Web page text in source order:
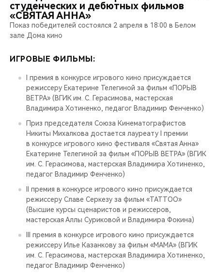
студенческих и дебютных фильмов
«СВЯТАЯ АННА»
Показ победителей состоялся 2 апреля в 18:00 в Белом
зале Дома кино
ИГРОВЫЕ ФИЛЬМЫ:
I премия в конкурсе игрового кино присуждается
режиссеру Екатерине Телегиной за фильм «ПОРЫВ
ВЕТРА» (ВГИК им. С. Герасимова, мастерская
Владимира Хотиненко, педагог Владимир Фенченко)
Приз председателя Союза Кинематографистов
Никиты Михалкова достается лауреату I премии
в конкурсе игрового кино фестиваля «Святая Анна»
Екатерине Телегиной за фильм «ПОРЫВ ВЕТРА» (ВГИК
им. С. Герасимова, мастерская Владимира Хотиненко,
педагог Владимир Фенченко)
II премия в конкурсе игрового кино присуждается
режиссеру Славе Серкезу за фильм «TATTOO»
(Высшие курсы сценаристов и режиссеров,
мастерская Аллы Суриковой и Владимира Фокина)
III премия в конкурсе игрового кино присуждается
режиссеру Илье Казанкову за фильм «МАМА» (ВГИК
им. С. Герасимова, мастерская Владимира Хотиненко,
педагог Владимир Фенченко)